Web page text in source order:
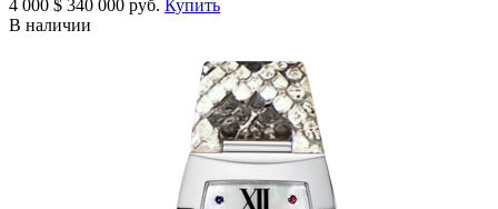
4 000 $ 340 000 руб. Купить
В наличии